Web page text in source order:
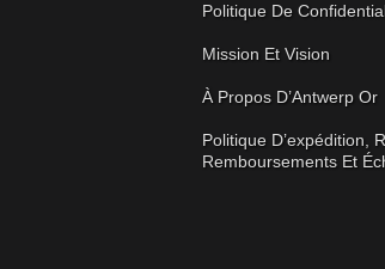
Politique De
Mission Et Vision
À Propos D’Antwerp Or
Politique D’expédition,
Remboursements Et